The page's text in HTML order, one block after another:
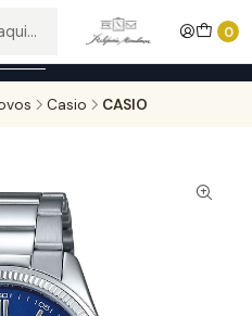
0
superiores a 100,00€ - Todas as
a confirmação de stock.
Casio CASIO